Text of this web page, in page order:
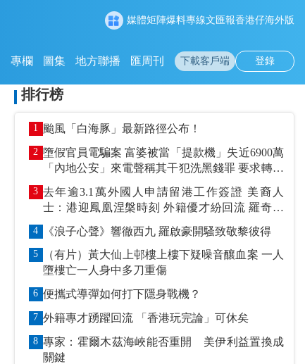
媒體矩陣爆料專線文匯報香港仔海外版
專欄 圖集 地方聯播 匯周刊 下載客戶端 登錄
排行榜
1 颱風「白海豚」最新路徑公布！
2 墮假官員電騙案 富婆被當「提款機」失近6900萬
「內地公安」來電聲稱其干犯洗黑錢罪 要求轉賬
到指定戶口作「保證金」
3 去年逾3.1萬外國人申請留港工作簽證 美裔人
士：港迎鳳凰涅槃時刻 外籍優才紛回流 羅奇抹
黑論被打臉
4 《浪子心聲》響徹西九 羅啟豪開騷致敬黎彼得
5
（有片）黃大仙上邨樓上樓下疑噪音釀血案 一人
墮樓亡一人身中多刀重傷
6 便攜式導彈如何打下隱身戰機？
7 外籍專才踴躍回流 「香港玩完論」可休矣
8 專家：霍爾木茲海峽能否重開 美伊利益置換成
關鍵